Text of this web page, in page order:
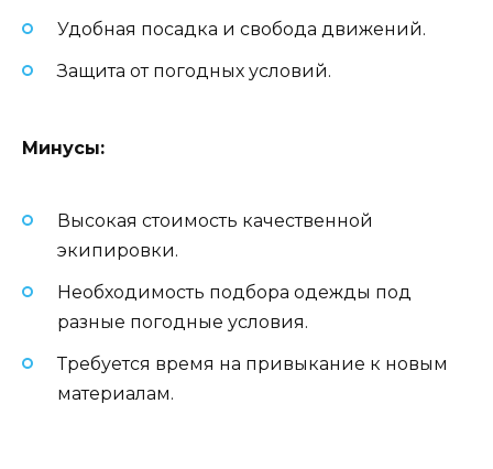
Удобная посадка и свобода движений.
Защита от погодных условий.
Минусы:
Высокая стоимость качественной
экипировки.
Необходимость подбора одежды под
разные погодные условия.
Требуется время на привыкание к новым
материалам.